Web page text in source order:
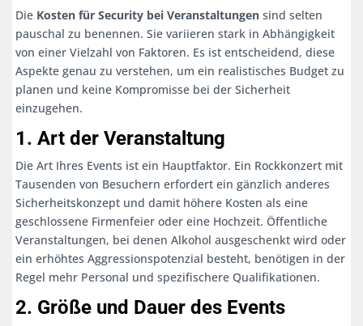
Die Kosten für Security bei Veranstaltungen sind selten
pauschal zu benennen. Sie variieren stark in Abhängigkeit
von einer Vielzahl von Faktoren. Es ist entscheidend, diese
Aspekte genau zu verstehen, um ein realistisches Budget zu
planen und keine Kompromisse bei der Sicherheit
einzugehen.
1. Art der Veranstaltung
Die Art Ihres Events ist ein Hauptfaktor. Ein Rockkonzert mit
Tausenden von Besuchern erfordert ein gänzlich anderes
Sicherheitskonzept und damit höhere Kosten als eine
geschlossene Firmenfeier oder eine Hochzeit. Öffentliche
Veranstaltungen, bei denen Alkohol ausgeschenkt wird oder
ein erhöhtes Aggressionspotenzial besteht, benötigen in der
Regel mehr Personal und spezifischere Qualifikationen.
2. Größe und Dauer des Events